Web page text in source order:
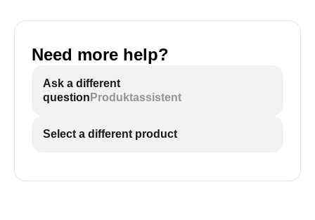
Need more help?
Ask a different
question Produktassistent
Select a different product